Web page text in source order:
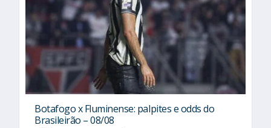
Botafogo x Fluminense: palpites e odds do
Brasileirão – 08/08